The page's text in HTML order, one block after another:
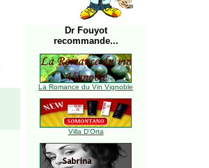
Dr Fouyot
recommande...
La Romance du Vin Vignoble
Villa D'Orta